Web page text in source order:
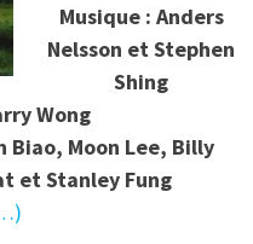
Musique : Anders
Nelsson et Stephen
Shing
Wong
Biao, Moon Lee, Billy
et Stanley Fung